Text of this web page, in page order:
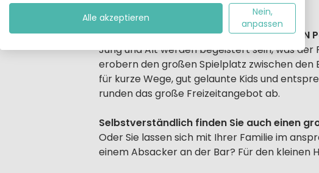
Kleinkinderbereich.
Kinderfreundliches Camping auf dem RCN
Jung und Alt werden begeistert sein, was
erobern den großen Spielplatz zwischen den
für kurze Wege, gut gelaunte Kids und
runden das große Freizeitangebot ab.
Selbstverständlich finden Sie auch einen
Oder Sie lassen sich mit Ihrer Familie im
einem Absacker an der Bar? Für den kleinen
Alle akzeptieren
Nein,
anpassen